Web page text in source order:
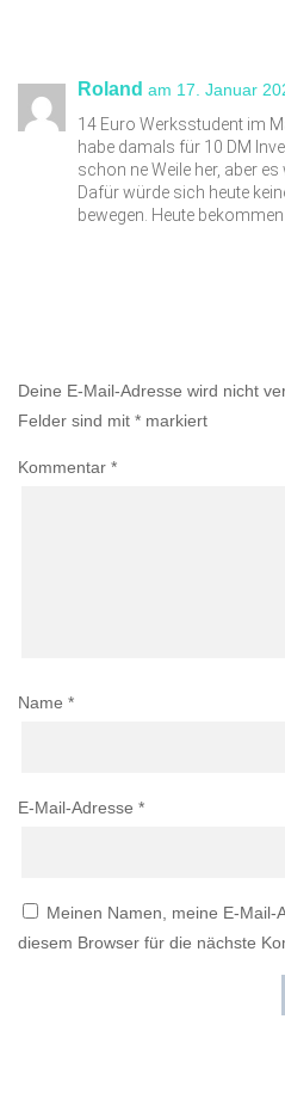
Roland am 17. Januar
14 Euro Werksstudent im
habe damals für 10 DM
schon ne Weile her, aber
Dafür würde sich heute
bewegen. Heute
Deine E-Mail-Adresse wird nicht
Felder sind mit * markiert
Kommentar *
Name *
E-Mail-Adresse *
Meinen Namen, meine E-Mail-
diesem Browser für die nächste